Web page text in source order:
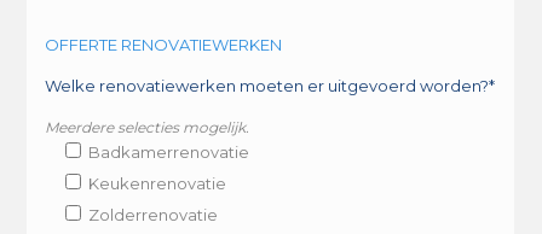
OFFERTE RENOVATIEWERKEN
Welke renovatiewerken moeten er uitgevoerd worden?*
Meerdere selecties mogelijk.
Badkamerrenovatie
Keukenrenovatie
Zolderrenovatie